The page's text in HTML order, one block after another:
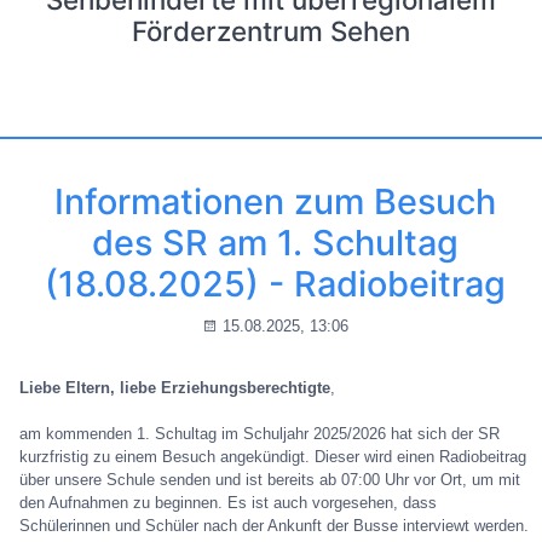
Förderzentrum Sehen
Informationen zum Besuch
des SR am 1. Schultag
(18.08.2025) - Radiobeitrag
15.08.2025, 13:06
Liebe Eltern, liebe Erziehungsberechtigte
am kommenden 1. Schultag im Schuljahr 2025/2026 hat sich der SR
kurzfristig zu einem Besuch angekündigt. Dieser wird einen Radiobeitrag
über unsere Schule senden und ist bereits ab 07:00 Uhr vor Ort, um mit
den Aufnahmen zu beginnen. Es ist auch vorgesehen, dass
Schülerinnen und Schüler nach der Ankunft der Busse interviewt werden.